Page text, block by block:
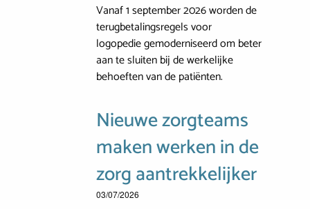
Vanaf 1 september 2026 worden de
terugbetalingsregels voor
logopedie gemoderniseerd om beter
aan te sluiten bij de werkelijke
behoeften van de patiënten.
Nieuwe zorgteams
maken werken in de
zorg aantrekkelijker
03/07/2026